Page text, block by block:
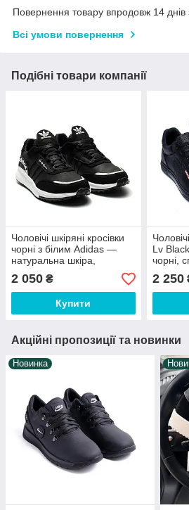
Повернення товару впродовж 14 днів
Всі умови повернення
Подібні товари компанії
Чоловічі шкіряні кросівки
чорні з білим Adidas —
натуральна шкіра,
демісезонні (весна-осінь)
2 050 ₴
Купити
Lv
чорні,
2 250
Акційні пропозиції та новинки
Новинка